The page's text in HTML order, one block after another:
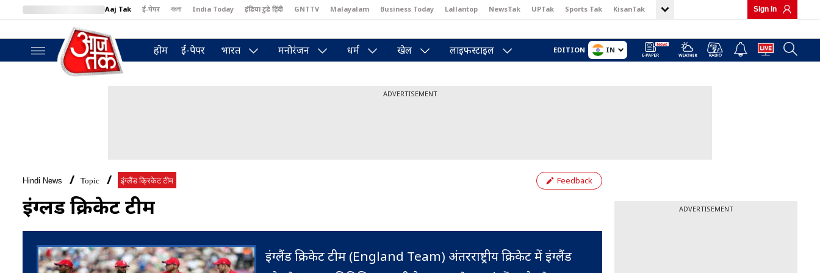
Aaj Tak ई-पेपर বাংলা India Today इंडिया टुडे हिंदी GNTTV Malayalam Business Today Lallantop NewsTak UPTak Sports Tak KisanTak
BT Bazaar
Sign In
होम ई-पेपर भारत मनोरंजन धर्म खेल लाइफस्टाइल EDITION IN
ADVERTISEMENT
Hindi News Topic इंग्लैंड क्रिकेट टीम Feedback
इंग्लैंड क्रिकेट टीम
इंग्लैंड क्रिकेट टीम (England Team) अंतरराष्ट्रीय क्रिकेट में इंग्लैंड
ADVERTISEMENT